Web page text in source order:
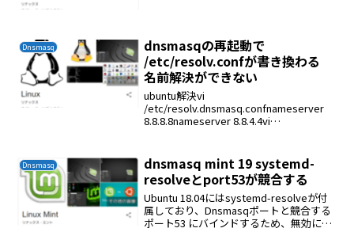
Dnsmasq
dnsmasqの再起動で
/etc/resolv.confが書き換わる
名前解決ができない
ubuntu解決vi
/etc/resolv.dnsmasq.confnameserver
8.8.8.8nameserver 8.8.4.4vi
Dnsmasq
dnsmasq mint 19 systemd-
resolveとport53が競合する
Ubuntu 18.04にはsystemd-resolveが付
属しており、Dnsmasqポートと競合する
ポート53 にバインドするため、無効にす